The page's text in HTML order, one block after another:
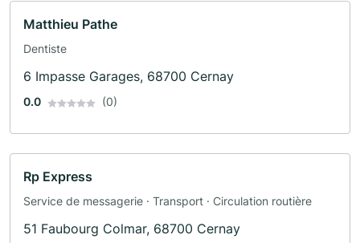
Matthieu Pathe
Dentiste
6 Impasse Garages, 68700 Cernay
0.0 (0)
Rp Express
Service de messagerie · Transport · Circulation routière
51 Faubourg Colmar, 68700 Cernay